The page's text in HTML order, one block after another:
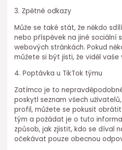
3. Zpětné odkazy
Může se také stát, že někdo
nebo příspěvek na jiné sociální
webových stránkách. Pokud
můžete si být jisti, že viděl
4. Poptávka u TikTok týmu
Zatímco je to
poskytl seznam všech
profil, můžete se pokusit
tým a požádat je o tuto
způsob, jak zjistit, kdo se díval
očekávat pouze obecnou